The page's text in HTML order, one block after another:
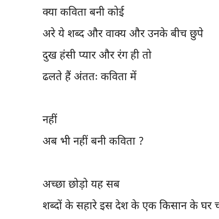
क्या कविता बनी कोई
अरे ये शब्द और वाक्य और उनके बीच छुपे
दुख हंसी प्यार और रंग ही तो
ढलते हैं अंततः कविता में
नहीं
अब भी नहीं बनी कविता ?
अच्छा छोड़ो यह सब
शब्दों के सहारे इस देश के एक किसान के घर